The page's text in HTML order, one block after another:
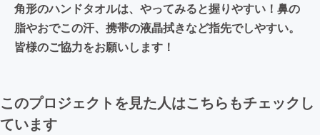
角形のハンドタオルは、やってみると握りやすい！鼻の
脂やおでこの汗、携帯の液晶拭きなど指先でしやすい。
皆様のご協力をお願いします！
このプロジェクトを見た人はこちらもチェックし
ています